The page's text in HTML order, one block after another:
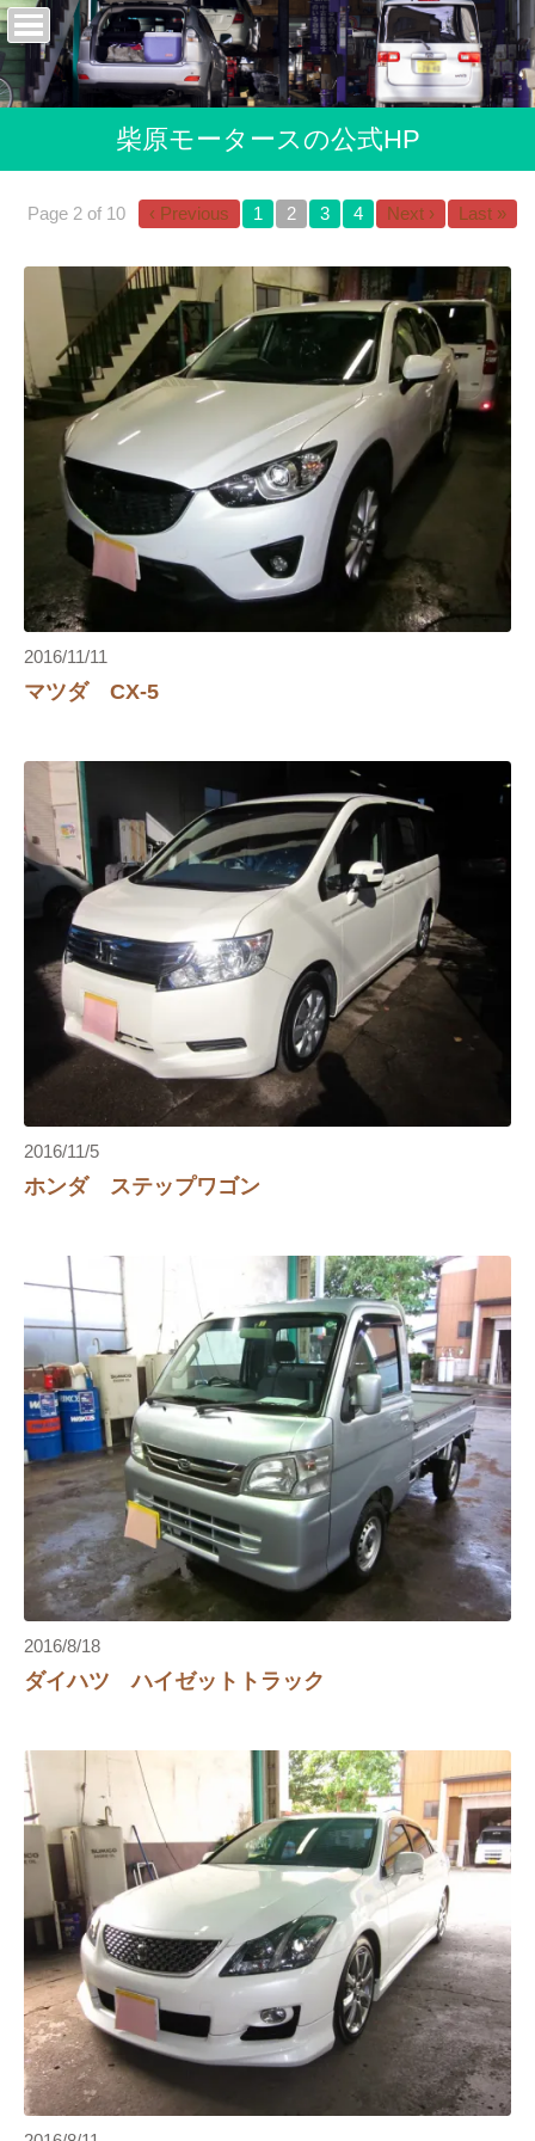
イプサム エアコンフィルター エアーエレメント
柴原モータースの公式HP
Page 2 of 10 ‹ Previous 1 2 3 4 Next › Last »
2016/11/11
マツダ CX-5
2016/11/5
ホンダ ステップワゴン
2016/8/18
ダイハツ ハイゼットトラック